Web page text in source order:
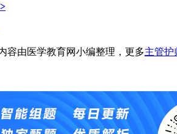
容由医学教育网小编整理，更多主管护